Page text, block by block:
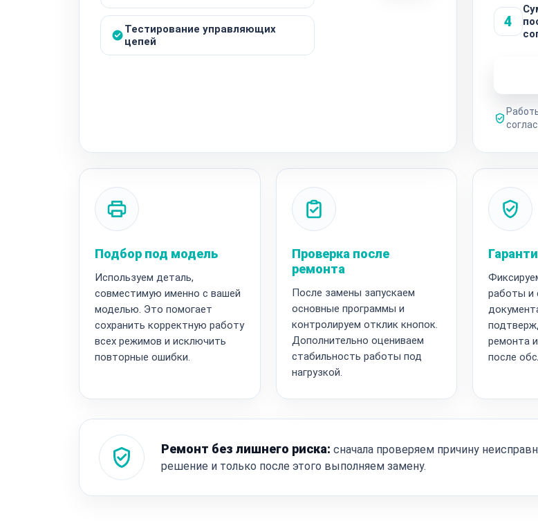
Тестирование управляющих
цепей
4
Подбор под модель
Используем деталь,
совместимую именно с вашей
моделью. Это помогает
сохранить корректную работу
всех режимов и исключить
повторные ошибки.
Проверка после
ремонта
После замены запускаем
основные программы и
контролируем отклик кнопок.
Дополнительно оцениваем
стабильность работы под
нагрузкой.
работы и
ремонта
после
Ремонт без лишнего риска: сначала проверяем причину
решение и только после этого выполняем замену.